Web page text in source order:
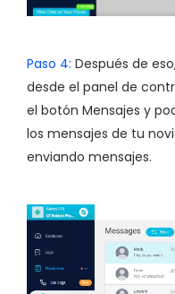
Paso 4: Después de
desde el panel de
el botón Mensajes y
los mensajes de tu
enviando mensajes.